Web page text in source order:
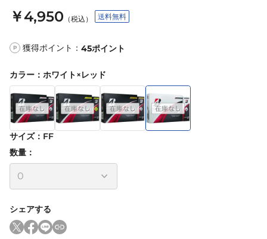
￥4,950 （税込） 送料無料
P 獲得ポイント： 45ポイント
カラー ： ホワイト×レッド
サイズ： FF
数量：
シェアする